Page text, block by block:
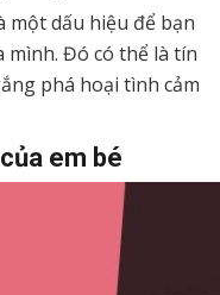
một dấu hiệu để bạn
mình. Đó có thể là tín
phá hoại tình cảm
em bé